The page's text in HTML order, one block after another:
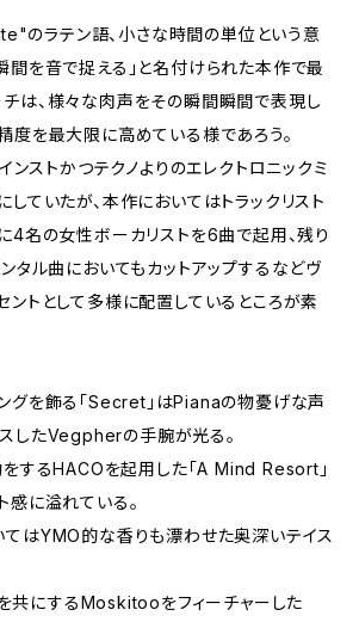
のラテン語、小さな時間の単位という意
間を音で捉える」と名付けられた本作で最
は、様々な肉声をその瞬間瞬間で表現し
度を最大限に高めている様であろう。
ンストかつテクノよりのエレクトロニックミ
していたが、本作においてはトラックリスト
4名の女性ボーカリストを6曲で起用、残り
タル曲においてもカットアップするなどヴ
ントとして多様に配置しているところが素
グを飾る「Secret」はPianaの物憂げな声
したVegpherの手腕が光る。
するHACOを起用した「A Mind Resort」
感に溢れている。
てはYMO的な香りも漂わせた奥深いテイス
共にするMoskitooをフィーチャーした